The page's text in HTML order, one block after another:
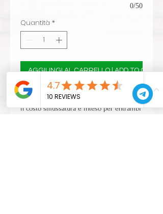
0/50
Quantità *
AGGIUNGI AL CARRELLO | ADD TO CART
seleziona il tipo di smussatura
il costo smussatura è inteso per entrambi